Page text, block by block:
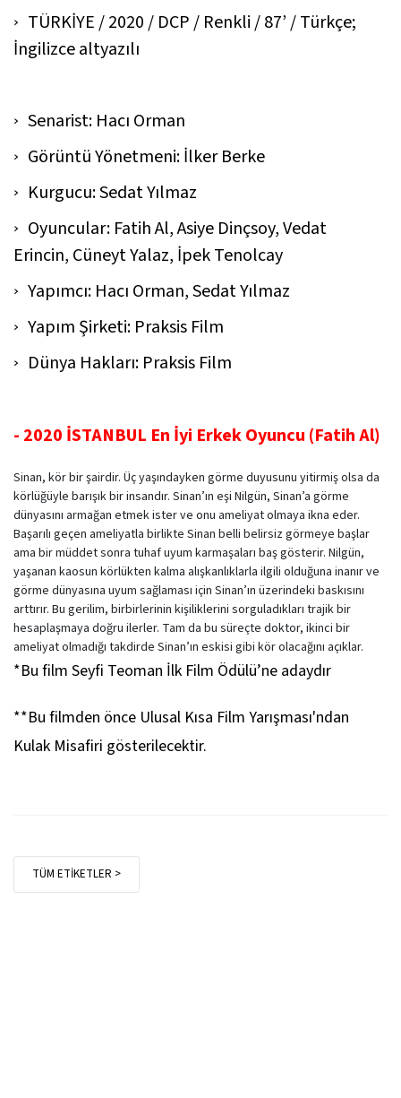
TÜRKİYE / 2020 / DCP / Renkli / 87’ / Türkçe;
İngilizce altyazılı
Senarist: Hacı Orman
Görüntü Yönetmeni: İlker Berke
Kurgucu: Sedat Yılmaz
Oyuncular: Fatih Al, Asiye Dinçsoy, Vedat
Erincin, Cüneyt Yalaz, İpek Tenolcay
Yapımcı: Hacı Orman, Sedat Yılmaz
Yapım Şirketi: Praksis Film
Dünya Hakları: Praksis Film
- 2020 İSTANBUL En İyi Erkek Oyuncu (Fatih Al)
Sinan, kör bir şairdir. Üç yaşındayken görme duyusunu yitirmiş olsa da
körlüğüyle barışık bir insandır. Sinan’ın eşi Nilgün, Sinan’a görme
dünyasını armağan etmek ister ve onu ameliyat olmaya ikna eder.
Başarılı geçen ameliyatla birlikte Sinan belli belirsiz görmeye başlar
ama bir müddet sonra tuhaf uyum karmaşaları baş gösterir. Nilgün,
yaşanan kaosun körlükten kalma alışkanlıklarla ilgili olduğuna inanır ve
görme dünyasına uyum sağlaması için Sinan’ın üzerindeki baskısını
arttırır. Bu gerilim, birbirlerinin kişiliklerini sorguladıkları trajik bir
hesaplaşmaya doğru ilerler. Tam da bu süreçte doktor, ikinci bir
ameliyat olmadığı takdirde Sinan’ın eskisi gibi kör olacağını açıklar.
*Bu film Seyfi Teoman İlk Film Ödülü’ne adaydır
**Bu filmden önce Ulusal Kısa Film Yarışması'ndan
Kulak Misafiri gösterilecektir.
TÜM ETİKETLER >